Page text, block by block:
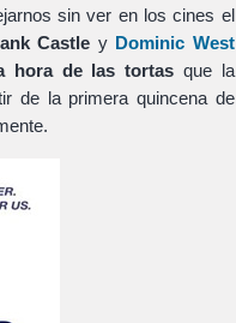
sin ver en los cines el
Castle y Dominic West
hora de las tortas que la
de la primera quincena de